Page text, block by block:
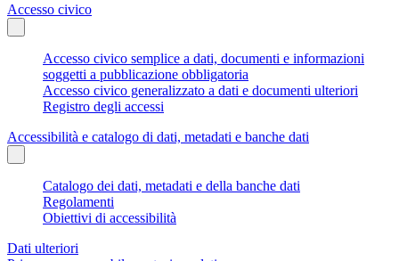
Accesso civico
Accesso civico semplice a dati, documenti e informazioni
soggetti a pubblicazione obbligatoria
Accesso civico generalizzato a dati e documenti ulteriori
Registro degli accessi
Accessibilità e catalogo di dati, metadati e banche dati
Catalogo dei dati, metadati e della banche dati
Regolamenti
Obiettivi di accessibilità
Dati ulteriori